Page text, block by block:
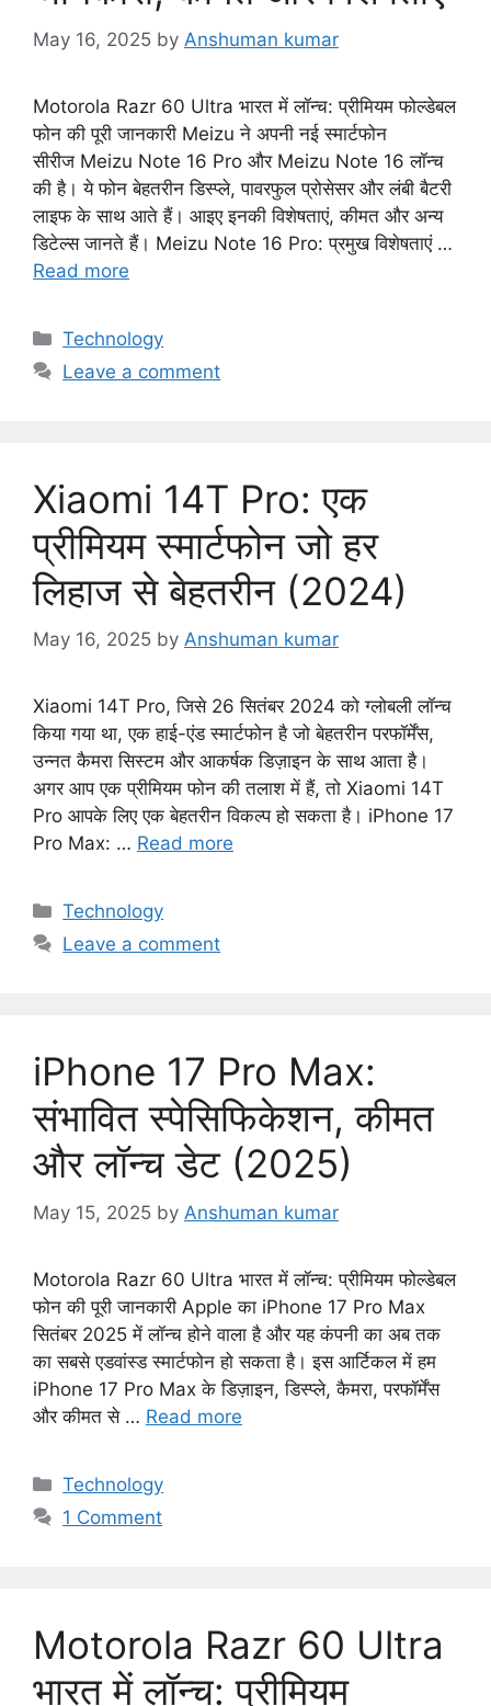
May 16, 2025 by Anshuman kumar
Motorola Razr 60 Ultra भारत में लॉन्च: प्रीमियम फोल्डेबल
फोन की पूरी जानकारी Meizu ने अपनी नई स्मार्टफोन
सीरीज Meizu Note 16 Pro और Meizu Note 16 लॉन्च
की है। ये फोन बेहतरीन डिस्प्ले, पावरफुल प्रोसेसर और लंबी बैटरी
लाइफ के साथ आते हैं। आइए इनकी विशेषताएं, कीमत और अन्य
डिटेल्स जानते हैं। Meizu Note 16 Pro: प्रमुख विशेषताएं …
Read more
C
a
r
i
e
s
Technology
Leave a comment
Xiaomi 14T Pro: एक
प्रीमियम स्मार्टफोन जो हर
लिहाज से बेहतरीन (2024)
May 16, 2025 by Anshuman kumar
Xiaomi 14T Pro, जिसे 26 सितंबर 2024 को ग्लोबली लॉन्च
किया गया था, एक हाई-एंड स्मार्टफोन है जो बेहतरीन परफॉर्मेंस,
उन्नत कैमरा सिस्टम और आकर्षक डिज़ाइन के साथ आता है।
अगर आप एक प्रीमियम फोन की तलाश में हैं, तो Xiaomi 14T
Pro आपके लिए एक बेहतरीन विकल्प हो सकता है। iPhone 17
Pro Max: … Read more
C
a
r
e
s
Technology
Leave a comment
iPhone 17 Pro Max:
संभावित स्पेसिफिकेशन, कीमत
और लॉन्च डेट (2025)
May 15, 2025 by Anshuman kumar
Motorola Razr 60 Ultra भारत में लॉन्च: प्रीमियम फोल्डेबल
फोन की पूरी जानकारी Apple का iPhone 17 Pro Max
सितंबर 2025 में लॉन्च होने वाला है और यह कंपनी का अब तक
का सबसे एडवांस्ड स्मार्टफोन हो सकता है। इस आर्टिकल में हम
iPhone 17 Pro Max के डिज़ाइन, डिस्प्ले, कैमरा, परफॉर्मेंस
और कीमत से … Read more
C
a
r
e
Technology
1 Comment
Motorola Razr 60 Ultra
भारत में लॉन्च: प्रीमियम